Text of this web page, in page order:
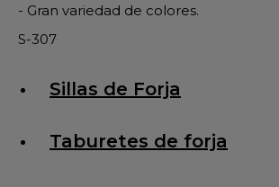
- Gran variedad de colores.
S-307
Sillas de Forja
Taburetes de forja